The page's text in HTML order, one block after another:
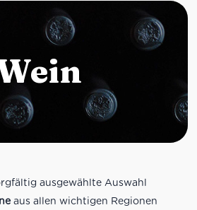
ausgewählte Auswahl
aus allen wichtigen Regionen